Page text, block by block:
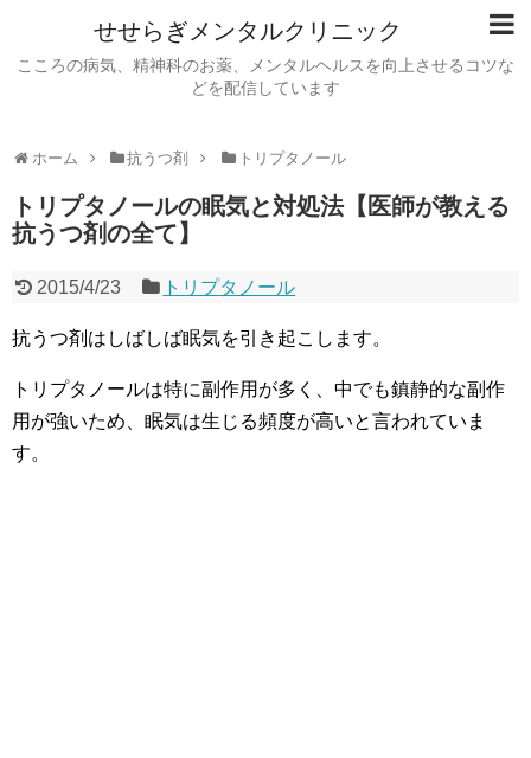
せせらぎメンタルクリニック
こころの病気、精神科のお薬、メンタルヘルスを向上させるコツな
どを配信しています
ホーム 抗うつ剤 トリプタノール
トリプタノールの眠気と対処法【医師が教える
抗うつ剤の全て】
2015/4/23 トリプタノール
抗うつ剤はしばしば眠気を引き起こします。
トリプタノールは特に副作用が多く、中でも鎮静的な副作
用が強いため、眠気は生じる頻度が高いと言われていま
す。